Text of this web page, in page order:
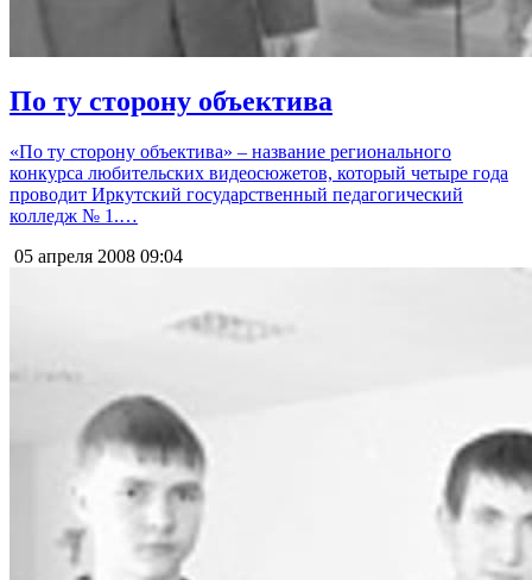
По ту сторону объектива
«По ту сторону объектива» – название регионального
конкурса любительских видеосюжетов, который четыре года
проводит Иркутский государственный педагогический
колледж № 1.…
05 апреля 2008 09:04